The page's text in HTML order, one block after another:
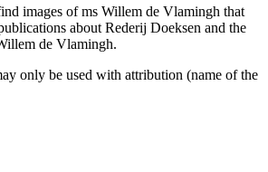
images of ms Willem de Vlamingh that
about Rederij Doeksen and the
de Vlamingh.
only be used with attribution (name of the